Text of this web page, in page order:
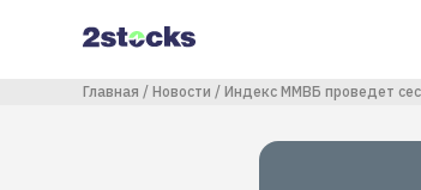
содержанию
Строка навигации
Главная Новости Индекс ММВБ проведет